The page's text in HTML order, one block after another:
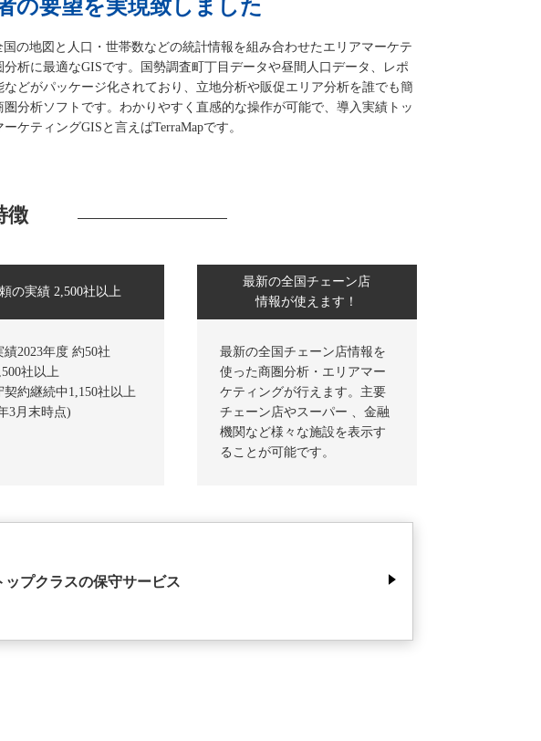
の要望を実現致しました
国の地図と人口・世帯数などの統計情報を組み合わせたエリアマーケテ
分析に最適なGISです。国勢調査町丁目データや昼間人口データ、レポ
などがパッケージ化されており、立地分析や販促エリア分析を誰でも簡
圏分析ソフトです。わかりやすく直感的な操作が可能で、導入実績トッ
ケティングGISと言えばTerraMapです。
徴
の実績 2,500社以上
績2023年度 約50社
社以上
約継続中1,150社以上
3月末時点)
最新の全国チェーン店
情報が使えます！
最新の全国チェーン店情報を
使った商圏分析・エリアマー
ケティングが行えます。主要
チェーン店やスーパー 、金融
機関など様々な施設を表示す
ることが可能です。
ップクラスの保守サービス